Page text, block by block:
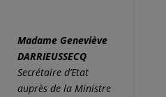
Madame Geneviève
DARRIEUSSECQ
Secrétaire d’Etat
auprès de la Ministre